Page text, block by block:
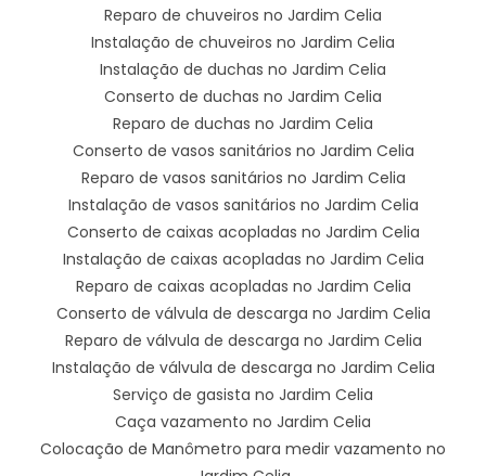
Reparo de chuveiros no Jardim Celia
Instalação de chuveiros no Jardim Celia
Instalação de duchas no Jardim Celia
Conserto de duchas no Jardim Celia
Reparo de duchas no Jardim Celia
Conserto de vasos sanitários no Jardim Celia
Reparo de vasos sanitários no Jardim Celia
Instalação de vasos sanitários no Jardim Celia
Conserto de caixas acopladas no Jardim Celia
Instalação de caixas acopladas no Jardim Celia
Reparo de caixas acopladas no Jardim Celia
Conserto de válvula de descarga no Jardim Celia
Reparo de válvula de descarga no Jardim Celia
Instalação de válvula de descarga no Jardim Celia
Serviço de gasista no Jardim Celia
Caça vazamento no Jardim Celia
Colocação de Manômetro para medir vazamento no